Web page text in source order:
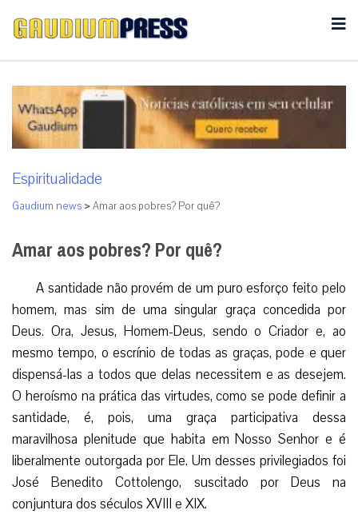
Espiritualidade
Gaudium news >Amar aos pobres? Por quê?
Amar aos pobres? Por quê?
A santidade não provém de um puro esforço feito pelo
homem, mas sim de uma singular graça concedida por
Deus. Ora, Jesus, Homem-Deus, sendo o Criador e, ao
mesmo tempo, o escrínio de todas as graças, pode e quer
dispensá-las a todos que delas necessitem e as desejem.
O heroísmo na prática das virtudes, como se pode definir a
santidade, é, pois, uma graça participativa dessa
maravilhosa plenitude que habita em Nosso Senhor e é
liberalmente outorgada por Ele. Um desses privilegiados foi
José Benedito Cottolengo, suscitado por Deus na
conjuntura dos séculos XVIII e XIX.